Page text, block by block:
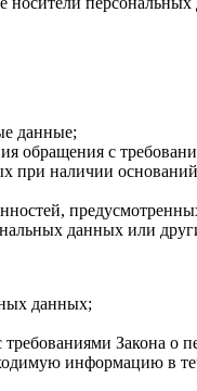
данные;
обращения с
при наличии
данных или
данных;
Закона о
информацию в